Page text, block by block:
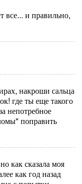
все... и правильно,
накроши сальца
где ты еще такого
непотребное
поправить
как сказала моя
как год назад